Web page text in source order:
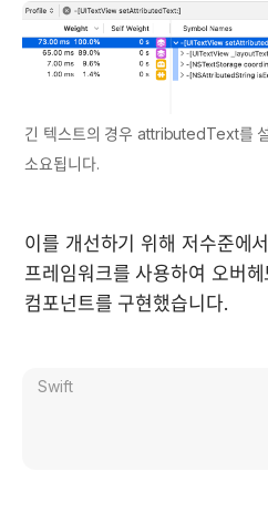
긴 텍스트의 경우 attributedText를
소요됩니다.
이를 개선하기 위해 저수준에
프레임워크를 사용하여 오버
컴포넌트를 구현했습니다.
Swift